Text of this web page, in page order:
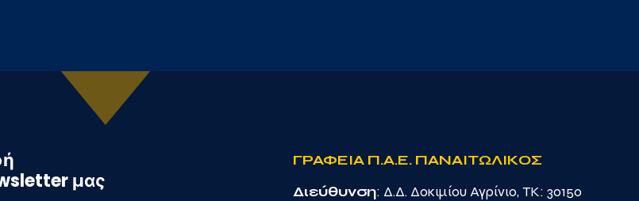
μας
ΓΡΑΦΕΙΑ Π.Α.Ε. ΠΑΝΑΙΤΩΛΙΚΟΣ
Διεύθυνση: Δ.Δ. Δοκιμίου Αγρίνιο, TK: 30150